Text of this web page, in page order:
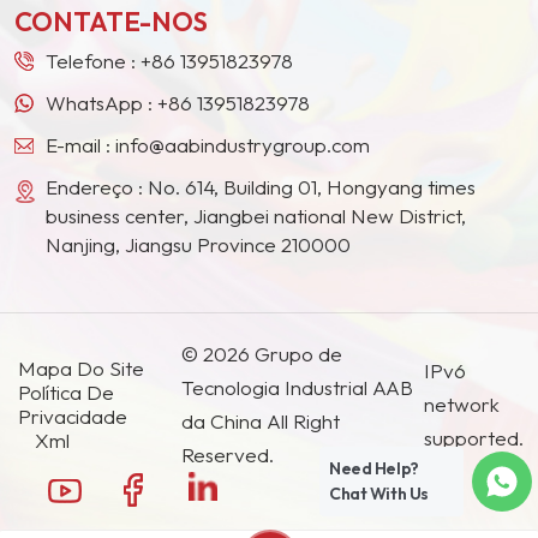
países e regiões.
CONTATE-NOS
Telefone : +86 13951823978
WhatsApp : +86 13951823978
E-mail : info@aabindustrygroup.com
Endereço : No. 614, Building 01, Hongyang times
business center, Jiangbei national New District,
Nanjing, Jiangsu Province 210000
Mapa Do Site
Política De
Privacidade
Xml
© 2026 Grupo de
Tecnologia Industrial AAB
da China All Right
Reserved.
IPv6
network
supported.
Need Help?
Chat With Us